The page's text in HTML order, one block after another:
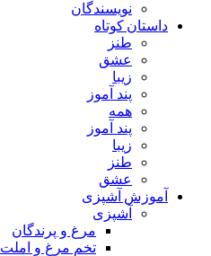
نویسندگان
داستان کوتاه
طنز
عشق
زیبا
پند آموز
همه
پند آموز
زیبا
طنز
عشق
آموزش آشپزی
آشپزی
مرغ و پرندگان
تخم مرغ و املت